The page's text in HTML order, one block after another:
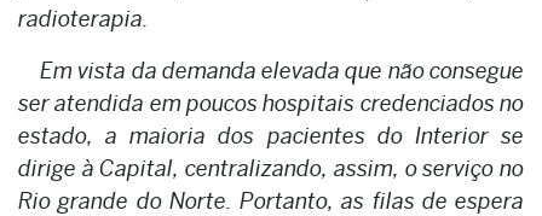
radioterapia.
Em vista da demanda elevada que não consegue
ser atendida em poucos hospitais credenciados no
estado, a maioria dos pacientes do Interior se
dirige à Capital, centralizando, assim, o serviço no
Rio grande do Norte. Portanto, as filas de espera